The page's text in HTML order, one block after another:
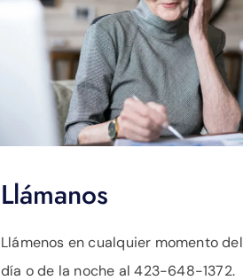
Llámanos
Llámenos en cualquier momento del
día o de la noche al 423-648-1372.